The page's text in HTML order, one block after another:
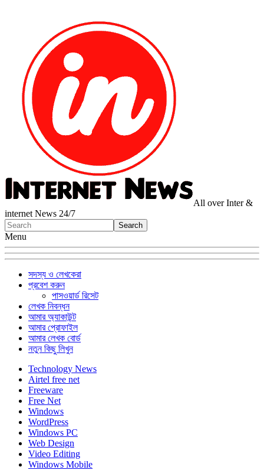
All over Inter &
internet News 24/7
Menu
সদস্য ও লেখকেরা
প্রবেশ করুন
পাসওয়ার্ড রিসেট
লেখক নিবন্ধন
আমার অ্যাকাউন্ট
আমার প্রোফাইল
আমার লেখক বোর্ড
নতুন কিছু লিখুন
Technology News
Airtel free net
Freeware
Free Net
Windows
WordPress
Windows PC
Web Design
Video Editing
Windows Mobile